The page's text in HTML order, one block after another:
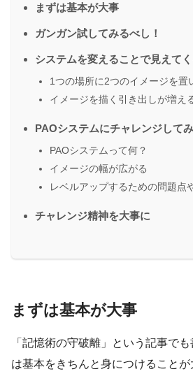
まずは基本が大事
ガンガン試してみるべし！
システムを変えることで見えて
1つの場所に2つのイメージを置
イメージを描く引き出しが増え
PAOシステムにチャレンジして
PAOシステムって何？
イメージの幅が広がる
レベルアップするための問題点
チャレンジ精神を大事に
まずは基本が大事
「記憶術の守破離」という記事で
は基本をきちんと身につけることが